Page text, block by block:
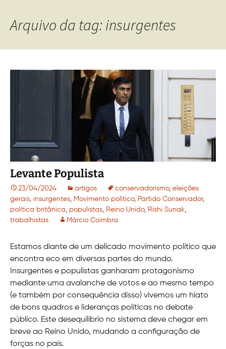
Arquivo da tag: insurgentes
Levante Populista
23/04/2024 artigos conservadorismo, eleições
gerais, insurgentes, Movimento político, Partido Conservador,
política britânica, populistas, Reino Unido, Rishi Sunak,
trabalhistas
Márcio Coimbra
Estamos diante de um delicado movimento político que
encontra eco em diversas partes do mundo.
Insurgentes e populistas ganharam protagonismo
mediante uma avalanche de votos e ao mesmo tempo
(e também por consequência disso) vivemos um hiato
de bons quadros e lideranças políticas no debate
público. Este desequilíbrio no sistema deve chegar em
breve ao Reino Unido, mudando a configuração de
forças no país.